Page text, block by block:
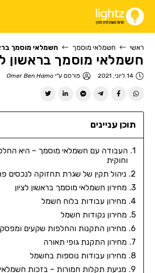
ראשי חשמלאי מוסמך חשמלאי מוסמך
חשמלאי מוסמך בראשון
14 ליוני, 2021 פורסם ע"יOmer Ben Hamo
תוכן עניינים
העבודה עם חשמלאי מוסמך – היא
וחוקית
ניהול תקין של שגרת תחזוקה לנכסים
מחירון חשמלאי מוסמך בראשון לציון
מחירון עבודות בלוח חשמל
מחירון נקודות חשמל
מחירון התקנות והחלפות שקעים
מחירון התקנת גופי תאורה
מחירון עבודות נוספות בחשמל
מניעת תקלות חמורות – בזכות